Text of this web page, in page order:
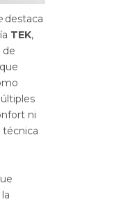
destaca
TEK,
de
ni
técnica